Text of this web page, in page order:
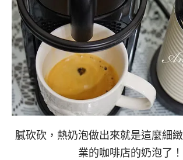
膩砍砍，熱奶泡做出來就是這麼細
業的咖啡店的奶泡了！